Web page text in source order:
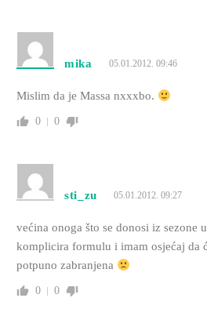
mika 05.01.2012. 09:46
Mislim da je Massa nxxxbo.
0 0
sti_zu 05.01.2012. 09:27
većina onoga što se donosi iz sezone
komplicira formulu i imam osjećaj da
potpuno zabranjena
0 0